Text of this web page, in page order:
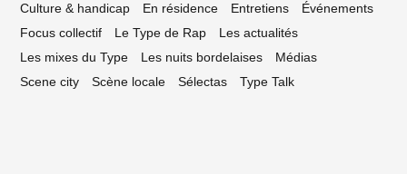
Culture & handicap
En résidence Entretiens
Événements
Focus collectif
Le Type de Rap
Les actualités
Les mixes du Type
Les nuits bordelaises
Médias
Scene city
Scène locale Sélectas Type Talk